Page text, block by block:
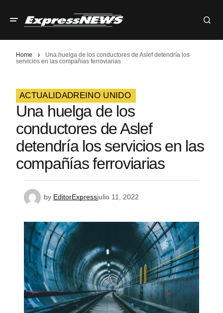
Home
Una huelga de los conductores de Aslef detendría los
servicios en las compañías ferroviarias
ACTUALIDADREINO UNIDO
Una huelga de los
conductores de Aslef
detendría los servicios en las
compañías ferroviarias
by EditorExpressjulio 11, 2022